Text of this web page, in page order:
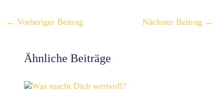
← Vorheriger Beitrag Nächster Beitrag →
Ähnliche Beiträge